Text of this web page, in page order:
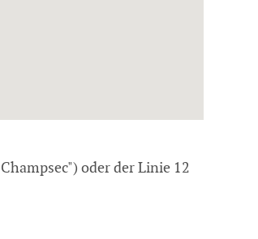
oder der Linie 12